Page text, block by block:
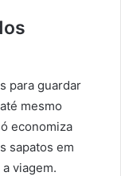
para guardar
mesmo
economiza
sapatos em
viagem.